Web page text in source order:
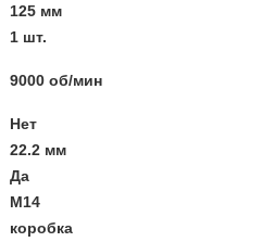
125 мм
1 шт.
9000 об/мин
Нет
22.2 мм
Да
M14
коробка